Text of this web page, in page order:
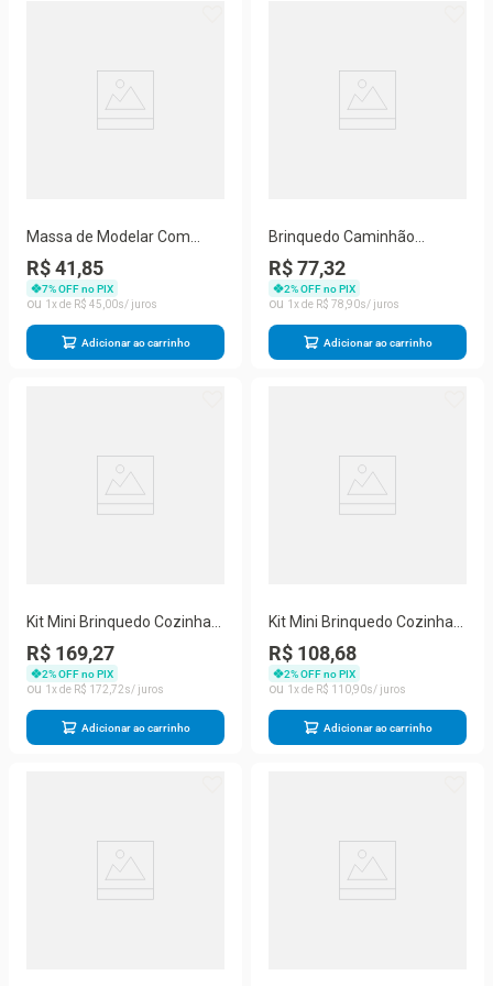
Massa de Modelar Com
Acessório Club Massa
Gelato 557 - Usual
R$ 41,85
7% OFF no PIX
1
R$ 45 00
Adicionar ao carrinho
Brinquedo Caminhão
Tanque Pro Tork
R$ 77,32
2% OFF no PIX
1
R$ 78 90
Adicionar ao carrinho
Kit Mini Brinquedo Cozinha
Fogão E Geladeira
R$ 169,27
2% OFF no PIX
1
R$ 172 72
Adicionar ao carrinho
Kit Mini Brinquedo Cozinha
Liquidificador E
Sanduicheira
R$ 108,68
2% OFF no PIX
1
R$ 11090
Adicionar ao carrinho